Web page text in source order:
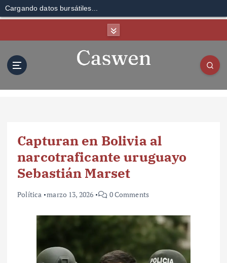
Cargando datos bursátiles...
Capturan en Bolivia al
narcotraficante uruguayo
Sebastián Marset
Política marzo 13, 2026 0 Comments